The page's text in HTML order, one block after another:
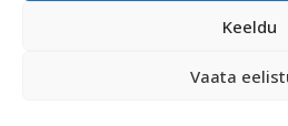
Keeldu
Vaata
Harju-, Rapla- ja
Meediakajastused